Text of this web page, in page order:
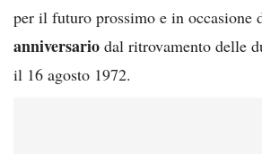
per il futuro prossimo e in occasione
anniversario dal ritrovamento delle
il 16 agosto 1972.